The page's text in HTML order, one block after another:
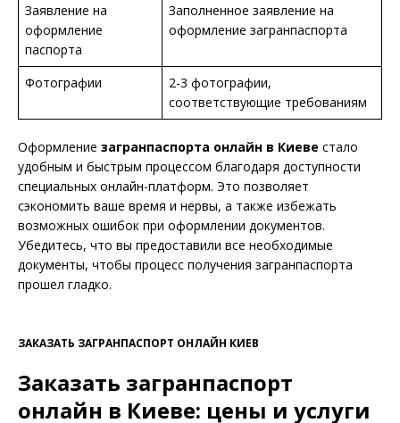
Заявление на
оформление
паспорта
Заполненное заявление на
оформление загранпаспорта
Фотографии
2-3 фотографии,
соответствующие требованиям
Оформление загранпаспорта онлайн в Киеве стало
удобным и быстрым процессом благодаря доступности
специальных онлайн-платформ. Это позволяет
сэкономить ваше время и нервы, а также избежать
возможных ошибок при оформлении документов.
Убедитесь, что вы предоставили все необходимые
документы, чтобы процесс получения загранпаспорта
прошел гладко.
ЗАКАЗАТЬ ЗАГРАНПАСПОРТ ОНЛАЙН КИЕВ
Заказать загранпаспорт
онлайн в Киеве: цены и услуги